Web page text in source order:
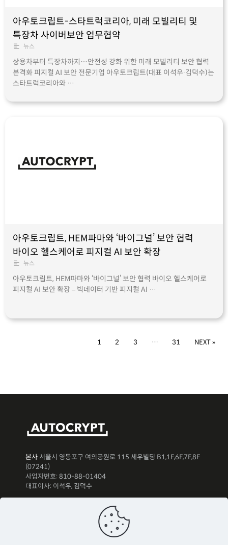
아우토크립트-스타트럭코리아, 미래 모빌리티 및
특장차 사이버보안 업무협약
뉴스
상용차부터 특장차까지…안전성 강화 위한 미래 모빌리티 보안 협력
본격화 피지컬 AI 보안 전문기업 아우토크립트(대표 이석우∙김덕수)는
스타트럭코리아와 …
아우토크립트, HEM파마와 ‘바이그널’ 보안 협력
바이오 헬스케어로 피지컬 AI 보안 확장
뉴스
아우토크립트, HEM파마와 ‘바이그널’ 보안 협력 바이오 헬스케어로
피지컬 AI 보안 확장 – 빅데이터 기반 피지컬 AI …
1 2 3 … 31 NEXT »
본사 서울시 영등포구 여의공원로 115 세우빌딩 B1,1F,6F,7F,8F
(07241)
사업자번호: 810-88-01404
대표이사: 이석우, 김덕수